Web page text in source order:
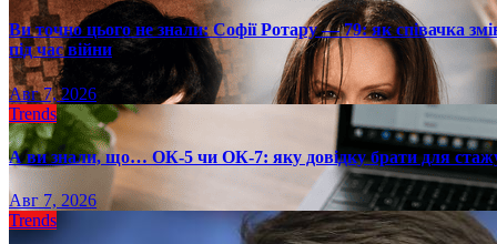
Ви точно цього не знали: Софії Ротару — 79: як співачка
під час війни
Авг 7, 2026
Trends
А ви знали, що… ОК-5 чи ОК-7: яку довідку брати для
Авг 7, 2026
Trends